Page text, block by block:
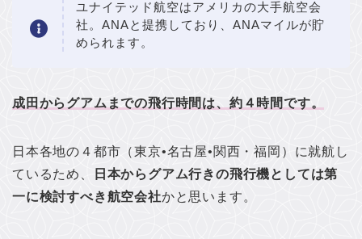
ユナイテッド航空はアメリカの大手航空会
社。ANAと提携しており、ANAマイルが貯
められます。
成田からグアムまでの飛行時間は、約４時間です。
日本各地の４都市（東京•名古屋•関西・福岡）に就航し
ているため、
日本からグアム行きの飛行機としては第
一に検討すべき航空会社かと思います。